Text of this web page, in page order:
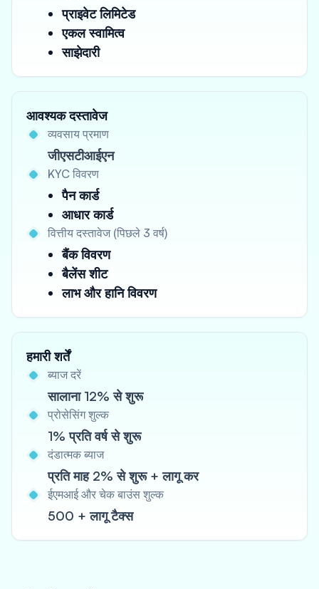
प्राइवेट लिमिटेड
एकल स्वामित्व
साझेदारी
आवश्यक दस्तावेज
व्यवसाय प्रमाण
जीएसटीआईएन
KYC विवरण
पैन कार्ड
आधार कार्ड
वित्तीय दस्तावेज (पिछले 3 वर्ष)
बैंक विवरण
बैलेंस शीट
लाभ और हानि विवरण
हमारी शर्तें
ब्याज दरें
सालाना 12% से शुरू
प्रोसेसिंग शुल्क
1% प्रति वर्ष से शुरू
दंडात्मक ब्याज
प्रति माह 2% से शुरू + लागू कर
ईएमआई और चेक बाउंस शुल्क
500 + लागू टैक्स